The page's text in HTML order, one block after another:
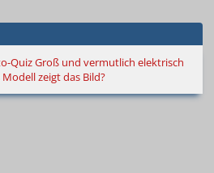
Groß und vermutlich elektrisch
Modell zeigt das Bild?